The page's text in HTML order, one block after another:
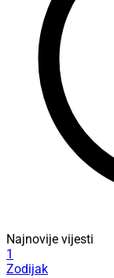
Najnovije vijesti
1
Zodijak